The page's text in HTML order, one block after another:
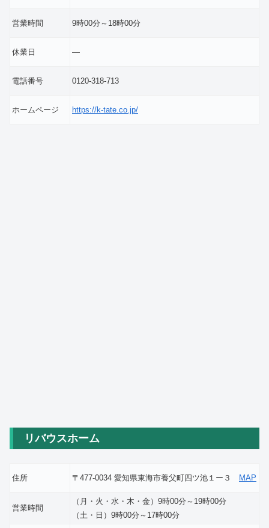
営業時間 9時00分～18時00分
休業日 ―
電話番号 0120-318-713
ホームページ https://k-tate.co.jp/
リバウスホーム
住所 〒477-0034 愛知県東海市養父町四ツ池１ー３ MAP
営業時間
（月・火・水・木・金）9時00分～19時00分
（土・日）9時00分～17時00分